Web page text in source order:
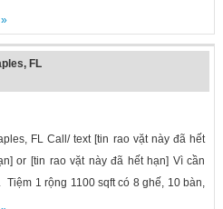
»
FL
FL Call/ text [tin rao vặt này đã hết
or [tin rao vặt này đã hết hạn] Vì cần
1 rộng 1100 sqft có 8 ghế, 10 bàn,